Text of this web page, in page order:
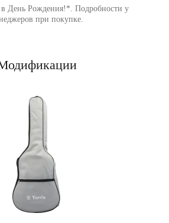
День Рождения!*. Подробности у
при покупке.